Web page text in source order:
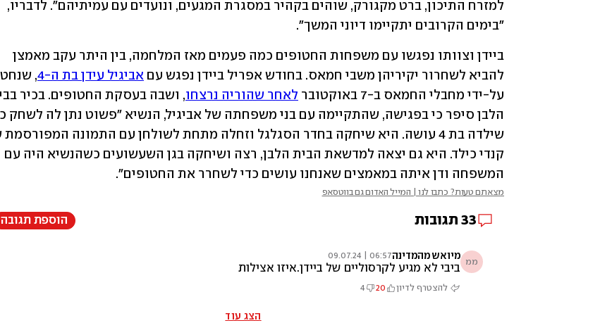
"בימים הקרובים יתקיימו דיוני המשך".
להביא לשחרור יקיריהן משבי חמאס. בחודש אפריל ביידן נפגש עם אביגיל עידן בת ה-4
על-ידי מחבלי החמאס ב-7 באוקטובר
לאחר שהוריה נרצחו
המשפחה ודן איתה במאמצים שאנחנו עושים כדי לשחרר את החטופים".
מצאתם טעות? כתבו לנו | המייל האדום גם בווטסאפ
33 תגובות הוספת תגובה
ממ מיואש מהמדינה06:57 | 09.07.24
ביבי לא מגיע לקרסוליים של ביידן.איזו אצילות
להצטרף לדיון 20
4
הצג עוד